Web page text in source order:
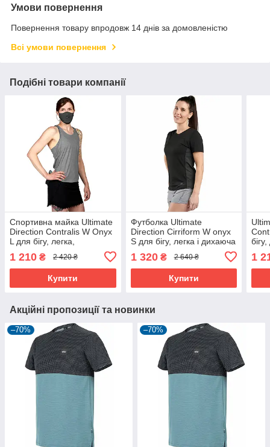
Умови повернення
Повернення товару впродовж 14 днів за домовленістю
Всі умови повернення
Подібні товари компанії
Спортивна майка Ultimate
Direction Contralis W Onyx
L для бігу, легка,
1 210 ₴ 2 420 ₴
Купити
Футболка Ultimate
Direction Cirriform W onyx
S для бігу, легка і дихаюча
1 320₴ 2 640 ₴
Купити
1
Акційні пропозиції та новинки
–70% –70%